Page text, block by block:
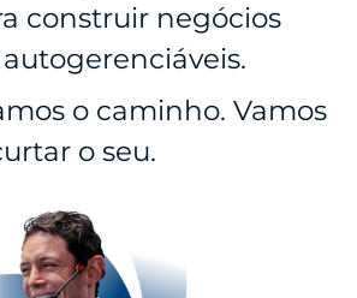
construir negócios
o caminho. Vamos
o seu.